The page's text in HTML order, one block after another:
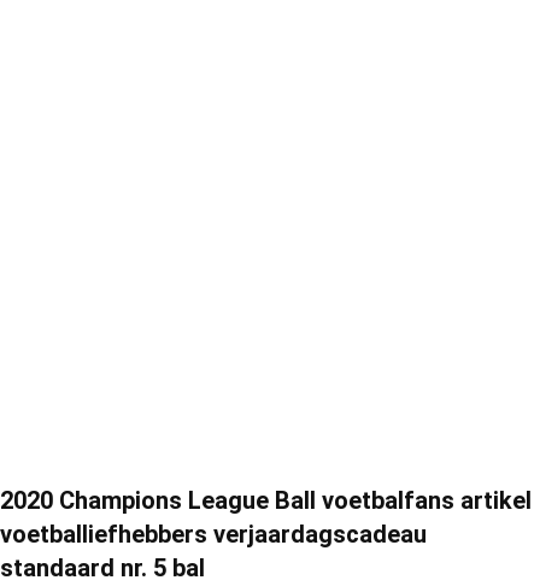
2020 Champions League Ball voetbalfans artikel
voetballiefhebbers verjaardagscadeau
standaard nr. 5 bal